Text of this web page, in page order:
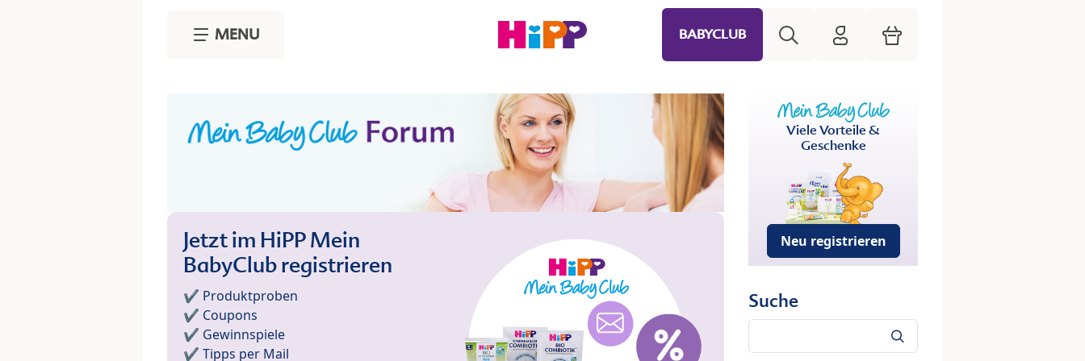
MENU BABYCLUB HiPP Mein Babyclub
Warenkorb
Jetzt im HiPP Mein
BabyClub registrieren
✔️ Produktproben
✔️ Coupons
✔️ Gewinnspiele
✔️ Tipps per Mail
Viele Vorteile &
Geschenke
Neu registrieren
Suche